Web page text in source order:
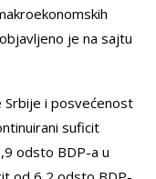
je na sajtu
Srbije i posvećenost
suficit
odsto BDP-a u